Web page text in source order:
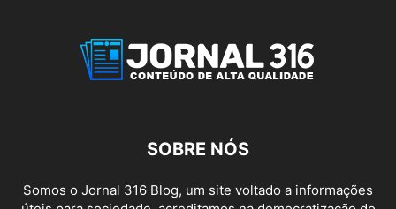
SOBRE NÓS
Somos o Jornal 316 Blog, um site voltado a informações